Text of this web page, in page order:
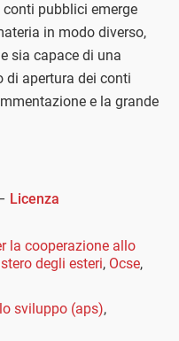
pubblici emerge
in modo diverso,
sia capace di una
di apertura dei conti
e la grande
Licenza
la cooperazione allo
degli esteri, Ocse,
sviluppo (aps),